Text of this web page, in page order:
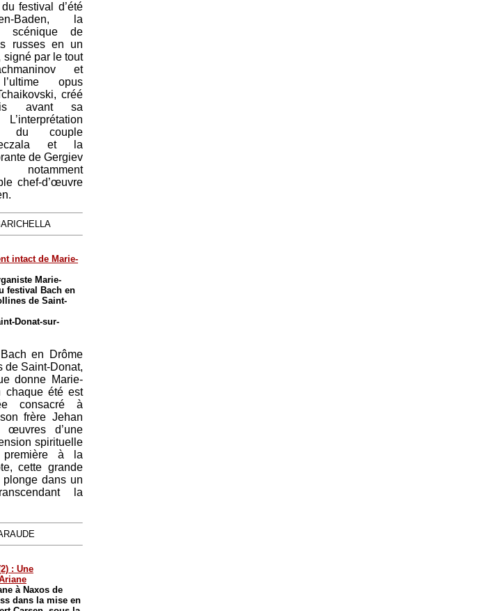
festival d’été
Baden, la
scénique de
russes en un
signé par le tout
et
opus
créé
avant sa
du couple
et la
de Gergiev
notamment
chef-d’œuvre
intact de Marie-
Marie-
festival Bach en
de Saint-
Donat-sur-
en Drôme
de Saint-Donat,
donne Marie-
chaque été est
consacré à
frère Jehan
œuvres d’une
spirituelle
à la
cette grande
plonge dans un
la
: Une
à Naxos de
dans la mise en